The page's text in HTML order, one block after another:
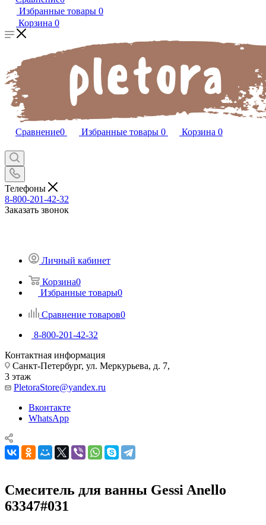
Избранные товары 0
Корзина 0
Сравнение0 Избранные товары 0 Корзина 0
Телефоны
8-800-201-42-32
Заказать звонок
Личный кабинет
Корзина0
Избранные товары0
Сравнение товаров0
8-800-201-42-32
Контактная информация
Санкт-Петербург, ул. Меркурьева, д. 7,
3 этаж
PletoraStore@yandex.ru
Вконтакте
WhatsApp
Смеситель для ванны Gessi Anello
63347#031